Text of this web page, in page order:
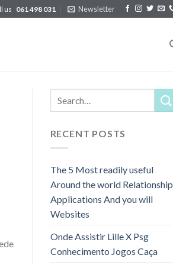
us 061 498 031 Newsletter
RECENT POSTS
The 5 Most readily useful
Around the world Relationship
Applications And you will
Websites
Onde Assistir Lille X Psg
Conhecimento Jogos Caça